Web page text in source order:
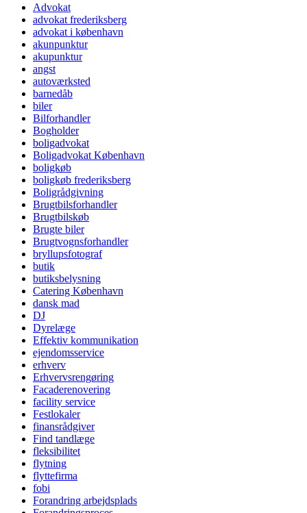
Advokat
advokat frederiksberg
advokat i københavn
akunpunktur
akupunktur
angst
autoværksted
barnedåb
biler
Bilforhandler
Bogholder
boligadvokat
Boligadvokat København
boligkøb
boligkøb frederiksberg
Boligrådgivning
Brugtbilsforhandler
Brugtbilskøb
Brugte biler
Brugtvognsforhandler
bryllupsfotograf
butik
butiksbelysning
Catering København
dansk mad
DJ
Dyrelæge
Effektiv kommunikation
ejendomsservice
erhverv
Erhvervsrengøring
Facaderenovering
facility service
Festlokaler
finansrådgiver
Find tandlæge
fleksibilitet
flytning
flyttefirma
fobi
Forandring arbejdsplads